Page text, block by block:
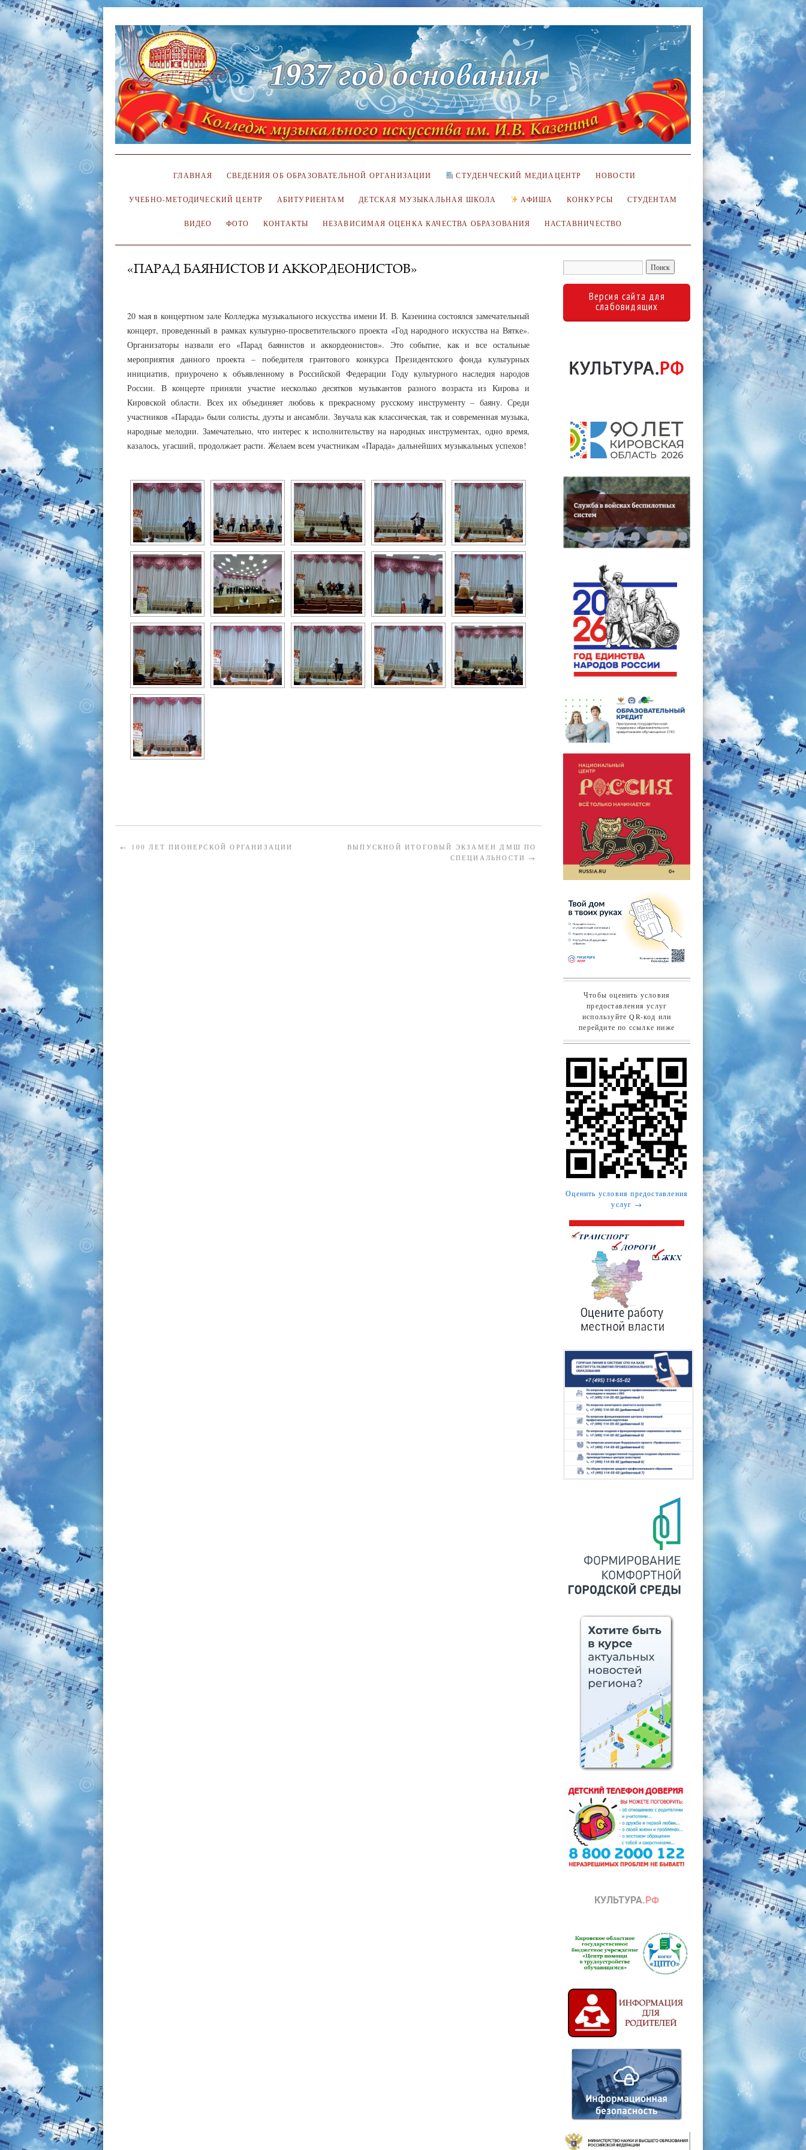
ГЛАВНАЯ СВЕДЕНИЯ ОБ ОБРАЗОВАТЕЛЬНОЙ ОРГАНИЗАЦИИ СТУДЕНЧЕСКИЙ МЕДИАЦЕНТР НОВОСТИ
УЧЕБНО-МЕТОДИЧЕСКИЙ ЦЕНТР АБИТУРИЕНТАМ ДЕТСКАЯ МУЗЫКАЛЬНАЯ ШКОЛА АФИША КОНКУРСЫ СТУДЕНТАМ
ВИДЕО ФОТО КОНТАКТЫ НЕЗАВИСИМАЯ ОЦЕНКА КАЧЕСТВА ОБРАЗОВАНИЯ НАСТАВНИЧЕСТВО
«ПАРАД БАЯНИСТОВ И АККОРДЕОНИСТОВ»
20 мая в концертном зале Колледжа музыкального искусства имени И. В. Казенина состоялся замечательный
концерт, проведенный в рамках культурно-просветительского проекта «Год народного искусства на Вятке».
Организаторы назвали его «Парад баянистов и аккордеонистов». Это событие, как и все остальные
мероприятия данного проекта – победителя грантового конкурса Президентского фонда культурных
инициатив, приурочено к объявленному в Российской Федерации Году культурного наследия народов
России. В концерте приняли участие несколько десятков музыкантов разного возраста из Кирова и
Кировской области. Всех их объединяет любовь к прекрасному русскому инструменту – баяну. Среди
участников «Парада» были солисты, дуэты и ансамбли. Звучала как классическая, так и современная музыка,
народные мелодии. Замечательно, что интерес к исполнительству на народных инструментах, одно время,
казалось, угасший, продолжает расти. Желаем всем участникам «Парада» дальнейших музыкальных успехов!
← 100 ЛЕТ ПИОНЕРСКОЙ ОРГАНИЗАЦИИ
ВЫПУСКНОЙ ИТОГОВЫЙ ЭКЗАМЕН ДМШ ПО
СПЕЦИАЛЬНОСТИ →
Версия сайта для
слабовидящих
Чтобы оценить условия
предоставления услуг
используйте QR-код или
перейдите по ссылке ниже
Оценить условия предоставления
услуг →